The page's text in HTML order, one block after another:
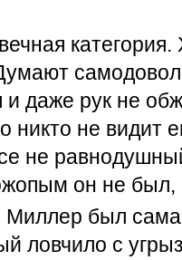
и даже рук не
никто не видит
не
он не был,
Миллер был сама
ловчило с